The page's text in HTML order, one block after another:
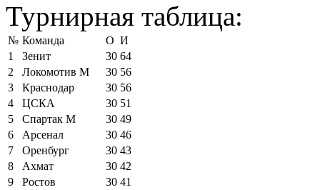
Турнирная таблица:
№ Команда О И
1
Зенит 30 64
2
Локомотив М 30 56
3
Краснодар 30 56
4
ЦСКА 30 51
5
Спартак М 30 49
6
Арсенал 30 46
7
Оренбург 30 43
8
Ахмат 30 42
9
Ростов 30 41